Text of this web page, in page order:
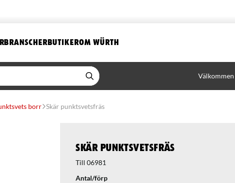
BRANSCHERBUTIKEROM WÜRTH
borr Skär punktsvetsfräs
Skär punktsvetsfräs
Till 06981
Antal/förp